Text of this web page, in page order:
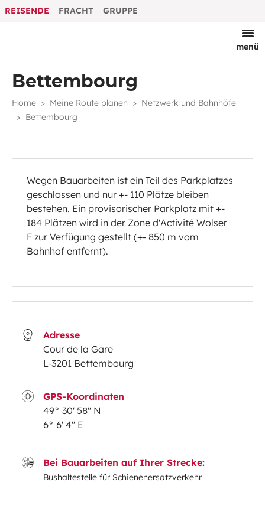
REISENDE FRACHT GRUPPE
menü
Bettembourg
Home Meine Route planen
Netzwerk und Bahnhöfe
Bettembourg
Wegen Bauarbeiten ist ein Teil des Parkplatzes
geschlossen und nur +- 110 Plätze bleiben
bestehen. Ein provisorischer Parkplatz mit +-
184 Plätzen wird in der Zone d'Activité Wolser
F zur Verfügung gestellt (+- 850 m vom
Bahnhof entfernt).
Adresse
Cour de la Gare
L-3201 Bettembourg
GPS-Koordinaten
49° 30' 58'' N
6° 6' 4'' E
Bei Bauarbeiten auf Ihrer Strecke:
Bushaltestelle für Schienenersatzverkehr